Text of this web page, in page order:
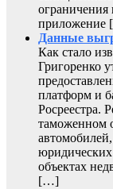
Данные
Как стало
Григоренко
платформ и
Росреестра.
таможенном
объектах
[…]